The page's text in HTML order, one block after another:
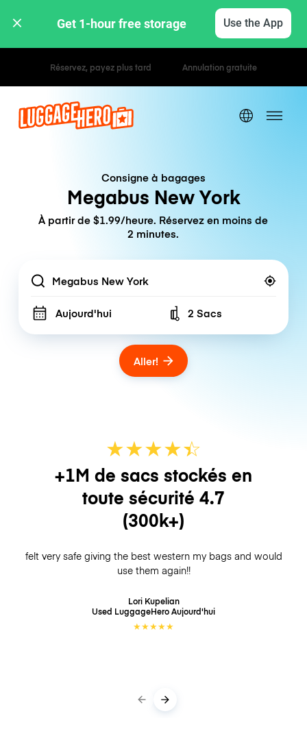
Get 1-hour free storage Use the App
Tarifs horaires / journaliers
Consigne à bagages
Megabus New York
À partir de $1.99/heure. Réservez en moins de
2 minutes.
Location
Aujourd'hui Number of bags
2 Sacs
Aller!
★★★★☆
★
+1M de sacs stockés en
toute sécurité 4.7
(300k+)
felt very safe giving the best western my bags and would
use them again!!
Lori Kupelian
Used LuggageHeroAujourd'hui
★★★★★